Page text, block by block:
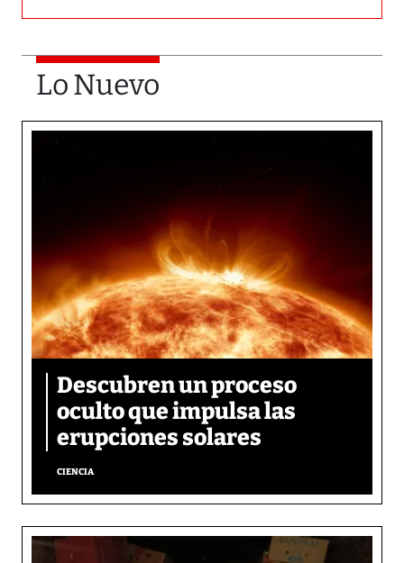
Lo Nuevo
Descubren un proceso
oculto que impulsa las
erupciones solares
CIENCIA